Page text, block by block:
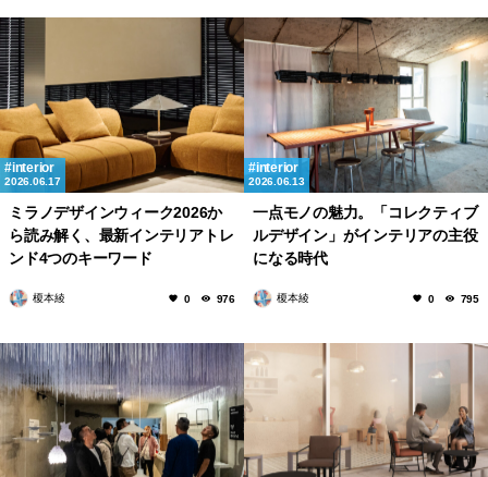
interior
2026.06.17
ミラノデザインウィーク2026か
ら読み解く、最新インテリアトレ
ンド4つのキーワード
榎本綾 0 976
interior
2026.06.13
一点モノの魅力。「コレクティブ
ルデザイン」がインテリアの主役
になる時代
榎本綾 0 795